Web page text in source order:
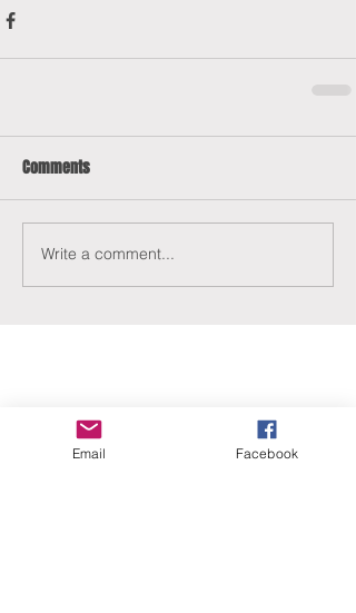
Comments
Write a comment...
ERANUS Alapítvány
Email Facebook